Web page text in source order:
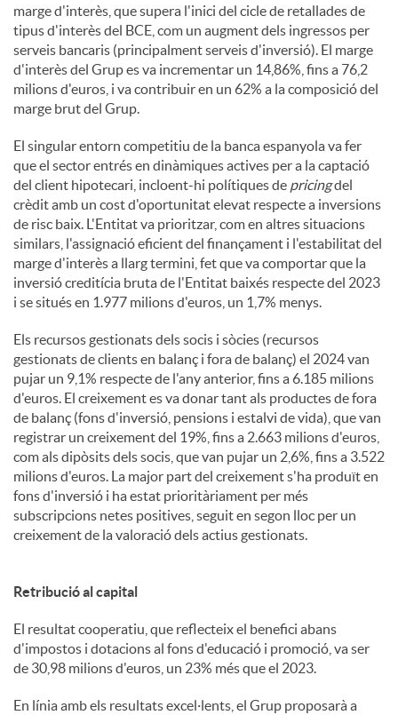
marge d'interès, que supera l'inici del cicle de retallades de
tipus d'interès del BCE, com un augment dels ingressos per
serveis bancaris (principalment serveis d'inversió). El marge
d'interès del Grup es va incrementar un 14,86%, fins a 76,2
milions d'euros, i va contribuir en un 62% a la composició del
marge brut del Grup.
El singular entorn competitiu de la banca espanyola va fer
que el sector entrés en dinàmiques actives per a la captació
del client hipotecari, incloent-hi polítiques de pricingdel
crèdit amb un cost d'oportunitat elevat respecte a inversions
de risc baix. L'Entitat va prioritzar, com en altres situacions
similars, l'assignació eficient del finançament i l'estabilitat del
marge d'interès a llarg termini, fet que va comportar que la
inversió creditícia bruta de l'Entitat baixés respecte del 2023
i se situés en 1.977 milions d'euros, un 1,7% menys.
Els recursos gestionats dels socis i sòcies (recursos
gestionats de clients en balanç i fora de balanç) el 2024 van
pujar un 9,1% respecte de l'any anterior, fins a 6.185 milions
d'euros. El creixement es va donar tant als productes de fora
de balanç (fons d'inversió, pensions i estalvi de vida), que van
registrar un creixement del 19%, fins a 2.663 milions d'euros,
com als dipòsits dels socis, que van pujar un 2,6%, fins a 3.522
milions d'euros. La major part del creixement s'ha produït en
fons d'inversió i ha estat prioritàriament per més
subscripcions netes positives, seguit en segon lloc per un
creixement de la valoració dels actius gestionats.
Retribució al capital
El resultat cooperatiu, que reflecteix el benefici abans
d'impostos i dotacions al fons d'educació i promoció, va ser
de 30,98 milions d'euros, un 23% més que el 2023.
En línia amb els resultats excel·lents, el Grup proposarà a